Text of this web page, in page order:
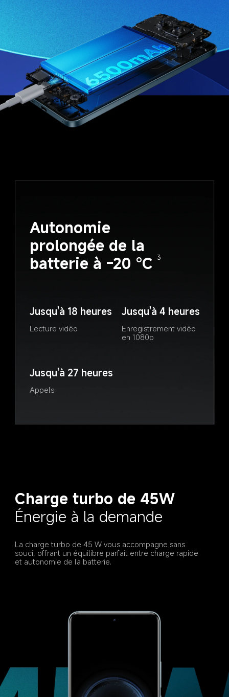
Autonomie
prolongée de la
batterie à -20 °C
3
Jusqu'à 18 heures
Lecture vidéo
Jusqu'à 4 heures
Enregistrement vidéo
en 1080p
Jusqu'à 27 heures
Appels
Charge turbo de 45W
Énergie à la demande
La charge turbo de 45 W vous accompagne sans
souci, offrant un équilibre parfait entre charge rapide
et autonomie de la batterie.